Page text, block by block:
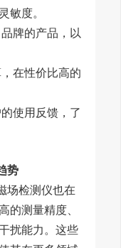
敏度。
牌的产品，以
在性价比高的
使用反馈，了
势
场检测仪也在
的测量精度、
扰能力。这些